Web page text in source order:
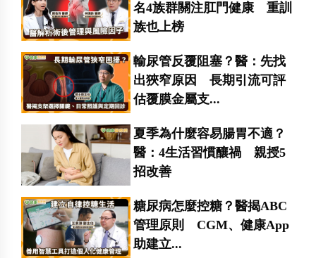
名4族群關注肛門健康 重訓
族也上榜
輸尿管反覆阻塞？醫：先找
出狹窄原因 長期引流可評
估覆膜金屬支...
夏季為什麼容易腸胃不適？
醫：4生活習慣釀禍 親授5
招改善
糖尿病怎麼控糖？醫揭ABC
管理原則 CGM、健康App
助建立...